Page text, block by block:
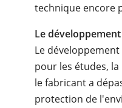
technique encore
Le
Le
pour les études,
le fabricant a
protection de